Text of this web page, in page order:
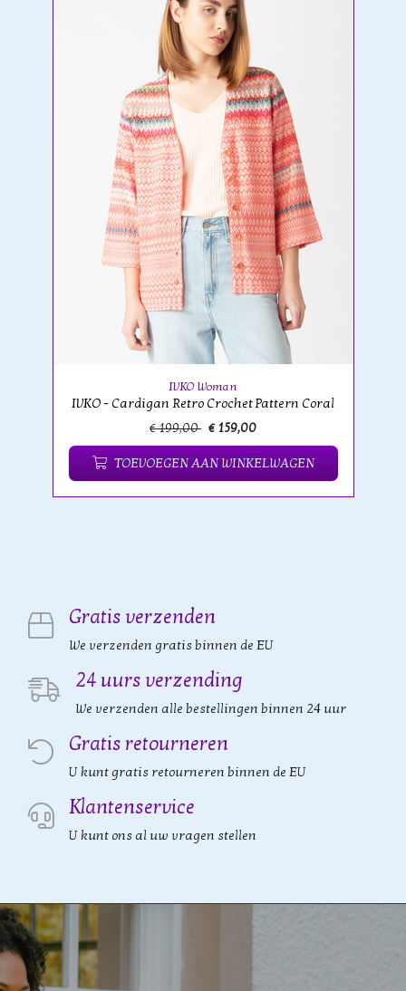
IVKO Woman
IVKO - Cardigan Retro Crochet Pattern Coral
€ 199,00 € 159,00
TOEVOEGEN AAN WINKELWAGEN
Gratis verzenden
We verzenden gratis binnen de EU
24 uurs verzending
We verzenden alle bestellingen binnen 24 uur
Gratis retourneren
U kunt gratis retourneren binnen de EU
Klantenservice
U kunt ons al uw vragen stellen